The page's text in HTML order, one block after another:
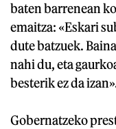
baten barrenean
emaitza: «Eskari
dute batzuek.
nahi du, eta
besterik ez da
Gobernatzeko